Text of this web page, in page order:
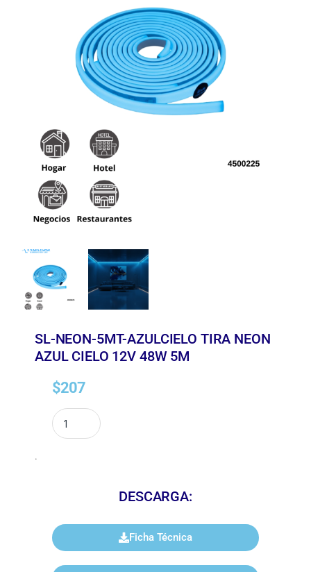
SL-NEON-5MT-AZULCIELO TIRA NEON
AZUL CIELO 12V 48W 5M
$207
.
DESCARGA:
Ficha Técnica